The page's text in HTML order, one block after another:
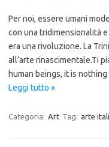
Per noi, essere umani
con una tridimensionalità
era una rivoluzione. La
all’arte rinascimentale.Ti
human beings, it is
Leggi tutto »
Categoria: Art Tag: arte